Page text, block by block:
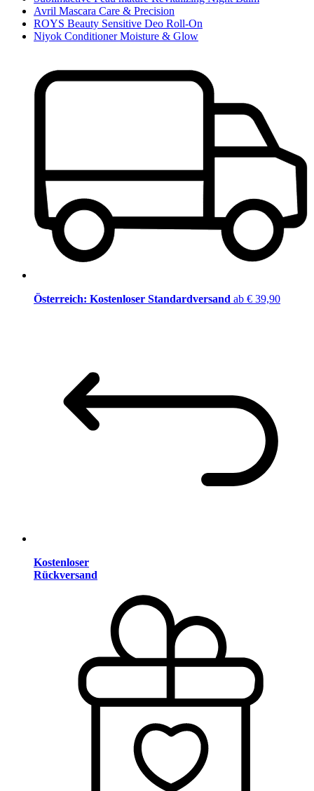
Avril Mascara Care & Precision
ROYS Beauty Sensitive Deo Roll-On
Niyok Conditioner Moisture & Glow
Österreich: Kostenloser Standardversand ab € 39,90
Kostenloser
Rückversand